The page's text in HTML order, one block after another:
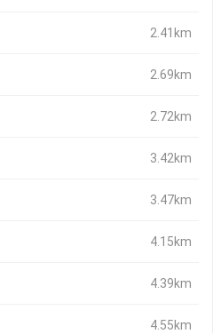
2.41km
2.69km
2.72km
3.42km
3.47km
4.15km
4.39km
4.55km